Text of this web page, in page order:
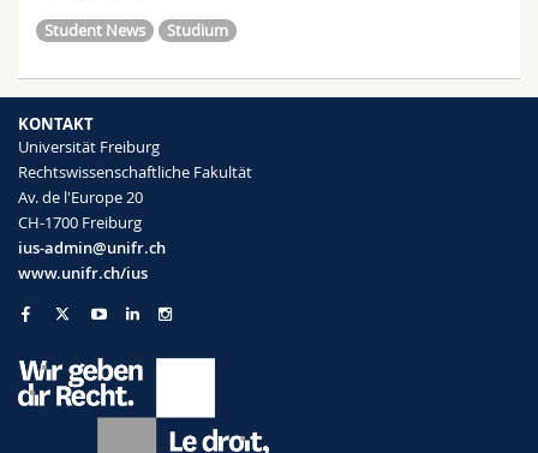
Student News Studium
KONTAKT
Universität Freiburg
Rechtswissenschaftliche Fakultät
Av. de l'Europe 20
CH-1700 Freiburg
ius-admin@unifr.ch
www.unifr.ch/ius